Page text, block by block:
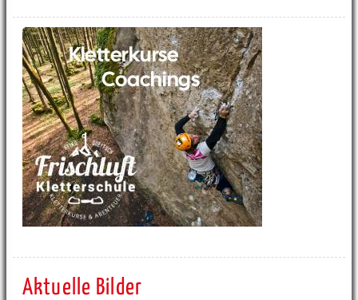
Aktuelle Bilder